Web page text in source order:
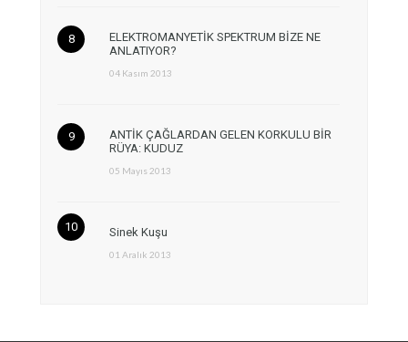
ELEKTROMANYETİK SPEKTRUM BİZE NE
ANLATIYOR?
04 Kasım 2013
ANTİK ÇAĞLARDAN GELEN KORKULU BİR
RÜYA: KUDUZ
05 Mayıs 2013
Sinek Kuşu
01 Aralık 2013